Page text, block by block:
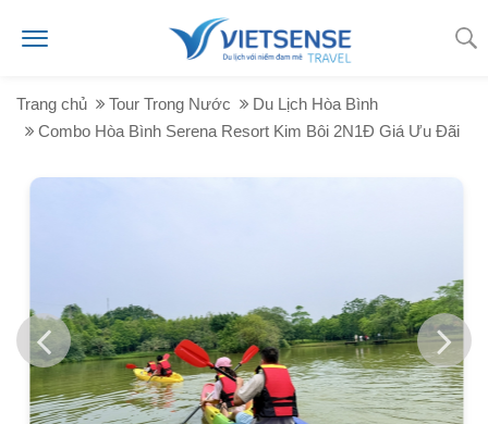
Trang chủ Tour Trong Nước
Du Lịch Hòa Bình
Combo Hòa Bình Serena Resort Kim Bôi 2N1Đ Giá Ưu Đãi